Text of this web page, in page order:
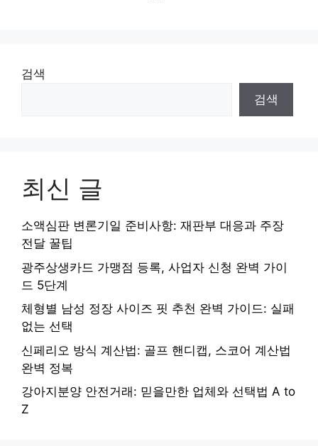
검색
검색
최신 글
소액심판 변론기일 준비사항: 재판부 대응과 주장
전달 꿀팁
광주상생카드 가맹점 등록, 사업자 신청 완벽 가이
드 5단계
체형별 남성 정장 사이즈 핏 추천 완벽 가이드: 실패
없는 선택
신페리오 방식 계산법: 골프 핸디캡, 스코어 계산법
완벽 정복
강아지분양 안전거래: 믿을만한 업체와 선택법 A to
Z